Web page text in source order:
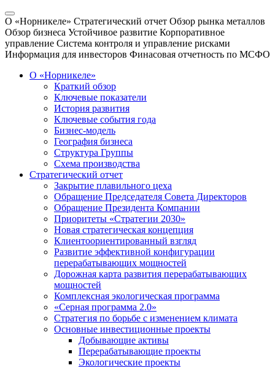
О «Норникеле» Стратегический отчет Обзор рынка металлов
Обзор бизнеса Устойчивое развитие Корпоративное
управление Система контроля и управление рисками
Информация для инвесторов Финасовая отчетность по МСФО
О «Норникеле»
Краткий обзор
Ключевые показатели
История развития
Ключевые события года
Бизнес-модель
География бизнеса
Структура Группы
Схема производства
Стратегический отчет
Закрытие плавильного цеха
Обращение Председателя Совета Директоров
Обращение Президента Компании
Приоритеты «Стратегии 2030»
Новая стратегическая концепция
Клиентоориентированный взгляд
Развитие эффективной конфигурации
перерабатывающих мощностей
Дорожная карта развития перерабатывающих
мощностей
Комплексная экологическая программа
«Серная программа 2.0»
Стратегия по борьбе с изменением климата
Основные инвестиционные проекты
Добывающие активы
Перерабатывающие проекты
Экологические проекты